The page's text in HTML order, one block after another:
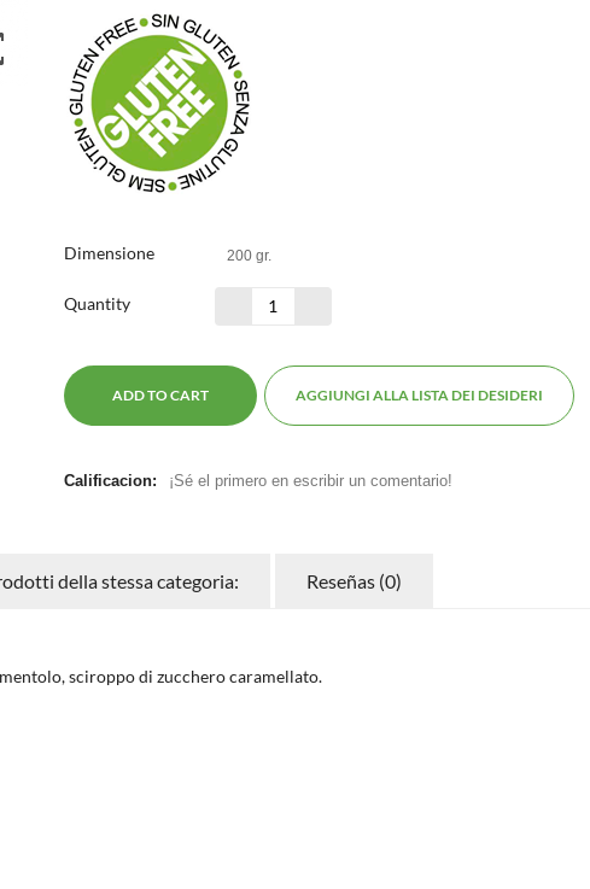
Dimensione 200 gr.
Quantity
ADD TO CART AGGIUNGI ALLA LISTA DEI DESIDERI
Calificacion: ¡Sé el primero en escribir un comentario!
della stessa categoria: Reseñas (0)
sciroppo di zucchero caramellato.